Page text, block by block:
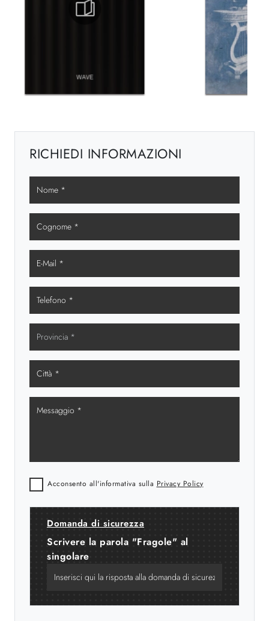
RICHIEDI INFORMAZIONI
Acconsento all'informativa sulla Privacy Policy
Domanda di sicurezza
Scrivere la parola "Fragole" al
singolare